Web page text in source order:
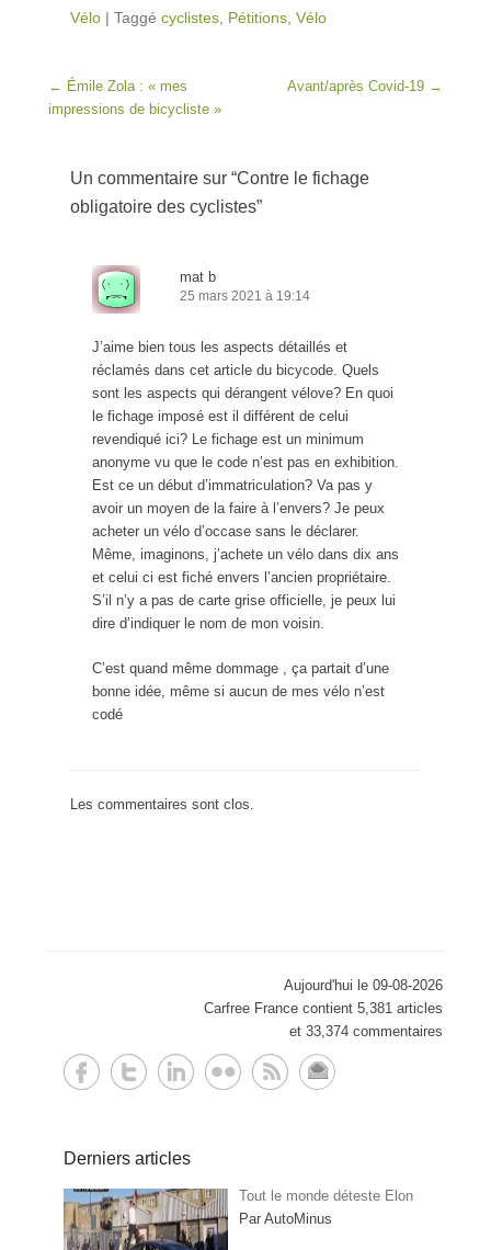
Vélo | Taggé cyclistes Pétitions Vélo
Post navigation
← Émile Zola : « mes
impressions de bicycliste »
Avant/après Covid-19 →
Un commentaire sur “Contre le fichage
obligatoire des cyclistes”
mat b
25 mars 2021 à 19:14
J’aime bien tous les aspects détaillés et
réclamés dans cet article du bicycode. Quels
sont les aspects qui dérangent vélove? En quoi
le fichage imposé est il différent de celui
revendiqué ici? Le fichage est un minimum
anonyme vu que le code n’est pas en exhibition.
Est ce un début d’immatriculation? Va pas y
avoir un moyen de la faire à l’envers? Je peux
acheter un vélo d’occase sans le déclarer.
Même, imaginons, j’achete un vélo dans dix ans
et celui ci est fiché envers l’ancien propriétaire.
S’il n’y a pas de carte grise officielle, je peux lui
dire d’indiquer le nom de mon voisin.
C’est quand même dommage , ça partait d’une
bonne idée, même si aucun de mes vélo n’est
codé
Les commentaires sont clos.
Aujourd'hui le 09-08-2026
Carfree France contient 5,381 articles
et 33,374 commentaires
Derniers articles
Tout le monde déteste Elon
Par AutoMinus